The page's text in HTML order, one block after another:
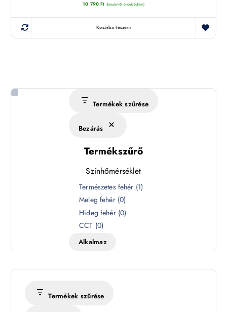
10 790Ft (készletről érdeklődjön)
Kosárba teszem
Termékek szűrése
Bezárás
Termékszűrő
Színhőmérséklet
é
s
Természetes fehér (1)
Meleg fehér (0)
Hideg fehér (0)
CCT (0)
Alkalmaz
Termékek szűrése